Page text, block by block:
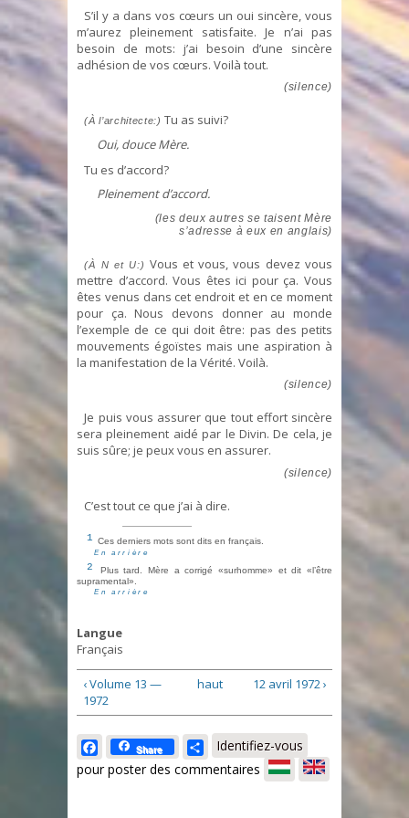
S’il y a dans vos cœurs un oui sincère, vous
m’aurez pleinement satisfaite. Je n’ai pas
besoin de mots: j’ai besoin d’une sincère
adhésion de vos cœurs. Voilà tout.
(silence)
(À l’architecte:) Tu as suivi?
Oui, douce Mère.
Tu es d’accord?
Pleinement d’accord.
(les deux autres se taisent Mère
s’adresse à eux en anglais)
(À N et U:) Vous et vous, vous devez vous
mettre d’accord. Vous êtes ici pour ça. Vous
êtes venus dans cet endroit et en ce moment
pour ça. Nous devons donner au monde
l’exemple de ce qui doit être: pas des petits
mouvements égoïstes mais une aspiration à
la manifestation de la Vérité. Voilà.
(silence)
Je puis vous assurer que tout effort sincère
sera pleinement aidé par le Divin. De cela, je
suis sûre; je peux vous en assurer.
(silence)
C’est tout ce que j’ai à dire.
1 Ces derniers mots sont dits en français.
En arrière
2
Plus tard. Mère a corrigé «surhomme» et dit «l’être
supramental».
En arrière
Langue
Français
‹ Volume 13 —
1972
haut 12 avril 1972 ›
Facebook
Share Share
Identifiez-vous
pour poster des commentaires